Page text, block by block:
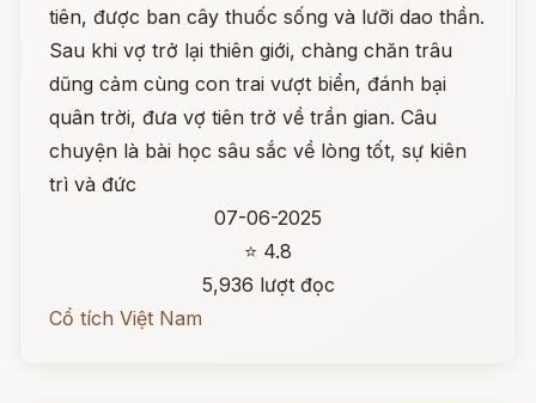
tiên, được ban cây thuốc sống và lưỡi dao thần.
Sau khi vợ trở lại thiên giới, chàng chăn trâu
dũng cảm cùng con trai vượt biển, đánh bại
quân trời, đưa vợ tiên trở về trần gian. Câu
chuyện là bài học sâu sắc về lòng tốt, sự kiên
trì và đức
07-06-2025
⭐ 4.8
5,936 lượt đọc
Cổ tích Việt Nam